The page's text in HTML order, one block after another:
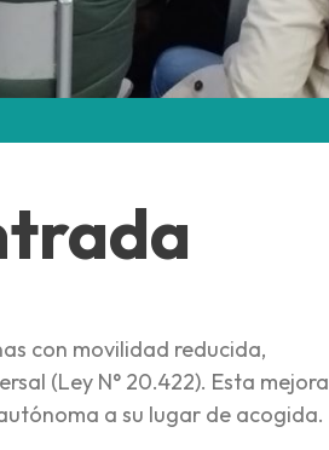
con movilidad reducida,
(Ley N° 20.422). Esta mejora
a su lugar de acogida.